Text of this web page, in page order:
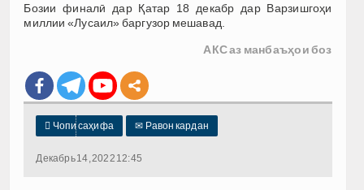
Бозии финалӣ дар Қатар 18 декабр дар Варзишгоҳи
миллии «Лусаил» баргузор мешавад.
АКС аз манбаъҳои боз
 Чопи саҳифа ✉ Равон кардан
Декабрь 14, 2022 12:45